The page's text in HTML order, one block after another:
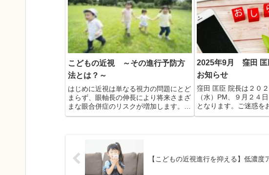
こどもの近視 ～その進行予防方
法とは？～
はじめに近視は単なる視力の問題にとど
まらず、眼軸長の伸長により将来さまざ
まな眼合併症のリスクが増加します。特
に以下のような合併症が知られています
黄斑変性: 高度近視に...
2025年9月 窪田 匡
お知らせ
窪田 匡臣 院長は２０
（水）PM、９月２４
となります。ご迷惑を
卒宜しくお願い致しま
【こどもの近視進行を抑える】低濃